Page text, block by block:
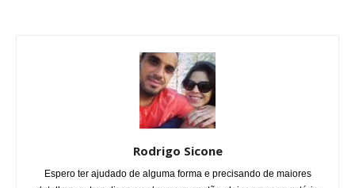
Rodrigo Sicone
Espero ter ajudado de alguma forma e precisando de maiores